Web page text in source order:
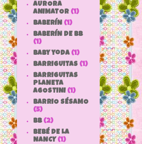
AURORA
ANIMATOR (1)
BABERÍN (1)
BABERÍN DE BB
(1)
baby yoda (1)
BARRIGUITAS (1)
BARRIGUITAS
PLANETA
AGOSTINI (1)
BARRIO SÉSAMO
(5)
bb (2)
BEBÉ DE LA
NANCY (1)